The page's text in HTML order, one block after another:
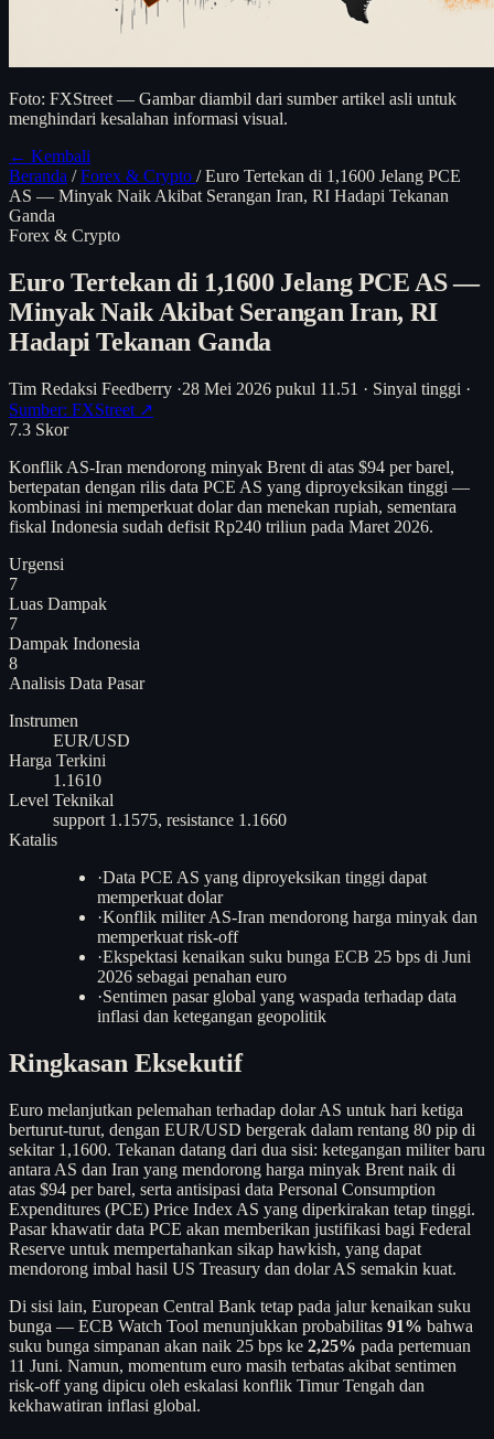
Foto: FXStreet — Gambar diambil dari sumber artikel asli untuk
menghindari kesalahan informasi visual.
← Kembali
Beranda / Forex & Crypto / Euro Tertekan di 1,1600 Jelang PCE
AS — Minyak Naik Akibat Serangan Iran, RI Hadapi Tekanan
Ganda
Forex & Crypto
Euro Tertekan di 1,1600 Jelang PCE AS —
Minyak Naik Akibat Serangan Iran, RI
Hadapi Tekanan Ganda
Tim Redaksi Feedberry ·28 Mei 2026 pukul 11.51 · Sinyal tinggi ·
Sumber: FXStreet ↗
7.3 Skor
Konflik AS-Iran mendorong minyak Brent di atas $94 per barel,
bertepatan dengan rilis data PCE AS yang diproyeksikan tinggi —
kombinasi ini memperkuat dolar dan menekan rupiah, sementara
fiskal Indonesia sudah defisit Rp240 triliun pada Maret 2026.
Urgensi
7
Luas Dampak
7
Dampak Indonesia
8
Analisis Data Pasar
Instrumen
EUR/USD
Harga Terkini
1.1610
Level Teknikal
support 1.1575, resistance 1.1660
Katalis
·Data PCE AS yang diproyeksikan tinggi dapat
memperkuat dolar
·Konflik militer AS-Iran mendorong harga minyak dan
memperkuat risk-off
·Ekspektasi kenaikan suku bunga ECB 25 bps di Juni
2026 sebagai penahan euro
·Sentimen pasar global yang waspada terhadap data
inflasi dan ketegangan geopolitik
Ringkasan Eksekutif
Euro melanjutkan pelemahan terhadap dolar AS untuk hari ketiga
berturut-turut, dengan EUR/USD bergerak dalam rentang 80 pip di
sekitar 1,1600. Tekanan datang dari dua sisi: ketegangan militer baru
antara AS dan Iran yang mendorong harga minyak Brent naik di
atas $94 per barel, serta antisipasi data Personal Consumption
Expenditures (PCE) Price Index AS yang diperkirakan tetap tinggi.
Pasar khawatir data PCE akan memberikan justifikasi bagi Federal
Reserve untuk mempertahankan sikap hawkish, yang dapat
mendorong imbal hasil US Treasury dan dolar AS semakin kuat.
Di sisi lain, European Central Bank tetap pada jalur kenaikan suku
bunga — ECB Watch Tool menunjukkan probabilitas 91% bahwa
suku bunga simpanan akan naik 25 bps ke 2,25% pada pertemuan
11 Juni. Namun, momentum euro masih terbatas akibat sentimen
risk-off yang dipicu oleh eskalasi konflik Timur Tengah dan
kekhawatiran inflasi global.